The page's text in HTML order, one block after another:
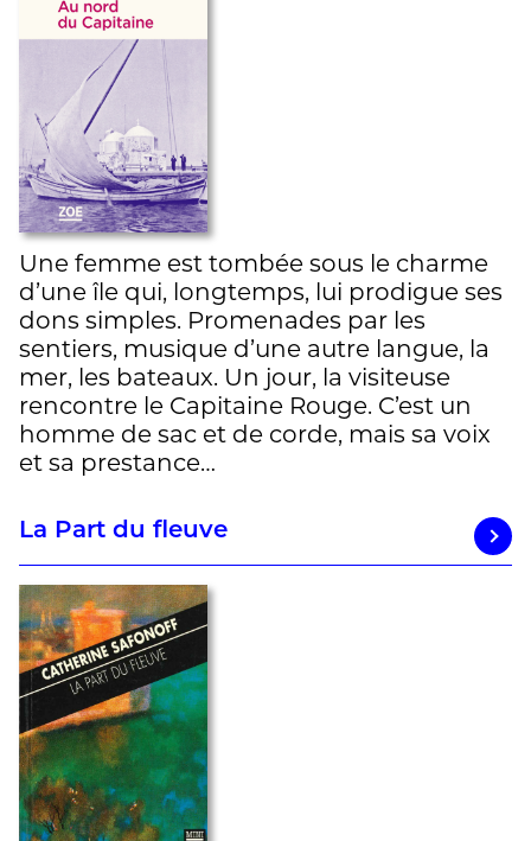
Une femme est tombée sous le charme
d’une île qui, longtemps, lui prodigue ses
dons simples. Promenades par les
sentiers, musique d’une autre langue, la
mer, les bateaux. Un jour, la visiteuse
rencontre le Capitaine Rouge. C’est un
homme de sac et de corde, mais sa voix
et sa prestance…
La Part du fleuve